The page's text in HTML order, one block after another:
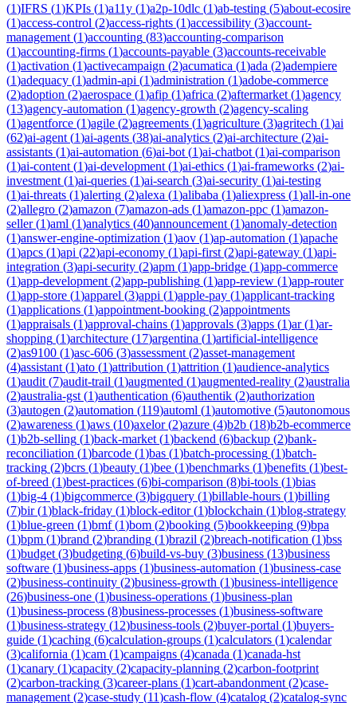
(1)IFRS (1)KPIs (1)a11y (1)a2p-10dlc (1)ab-testing (5)about-ecosire
(1)access-control (2)access-rights (1)accessibility (3)account-
management (1)accounting (83)accounting-comparison
(1)accounting-firms (1)accounts-payable (3)accounts-receivable
(1)activation (1)activecampaign (2)acumatica (1)ada (2)adempiere
(1)adequacy (1)admin-api (1)administration (1)adobe-commerce
(2)adoption (2)aerospace (1)afip (1)africa (2)aftermarket (1)agency
(13)agency-automation (1)agency-growth (2)agency-scaling
(1)agentforce (1)agile (2)agreements (1)agriculture (3)agritech (1)ai
(62)ai-agent (1)ai-agents (38)ai-analytics (2)ai-architecture (2)ai-
assistants (1)ai-automation (6)ai-bot (1)ai-chatbot (1)ai-comparison
(1)ai-content (1)ai-development (1)ai-ethics (1)ai-frameworks (2)ai-
investment (1)ai-queries (1)ai-search (3)ai-security (1)ai-testing
(1)ai-threats (1)alerting (2)alexa (1)alibaba (1)aliexpress (1)all-in-one
(2)allegro (2)amazon (7)amazon-ads (1)amazon-ppc (1)amazon-
seller(1)aml (1)analytics (40)announcement (1)anomaly-detection
(1)answer-engine-optimization (1)aov (1)ap-automation (1)apache
(1)apcs (1)api (22)api-economy (1)api-first (2)api-gateway (1)api-
integration (3)api-security (2)apm (1)app-bridge (1)app-commerce
(1)app-development (2)app-publishing (1)app-review (1)app-router
(1)app-store (1)apparel (3)appi (1)apple-pay (1)applicant-tracking
(1)applications (1)appointment-booking (2)appointments
(1)appraisals (1)approval-chains (1)approvals (3)apps (1)ar(1)ar-
shopping (1)architecture (17)argentina (1)artificial-intelligence
(2)as9100 (1)asc-606 (3)assessment (2)asset-management
(4)assistant (1)ato (1)attribution (1)attrition (1)audience-analytics
(1)audit (7)audit-trail (1)augmented (1)augmented-reality (2)australia
(2)australia-gst (1)authentication (6)authentik (2)authorization
(3)autogen (2)automation (119)automl (1)automotive (5)autonomous
(2)awareness (1)aws (10)axelor(2)azure (4)b2b (18)b2b-ecommerce
(1)b2b-selling (1)back-market (1)backend (6)backup (2)bank-
reconciliation (1)barcode (1)bas (1)batch-processing (1)batch-
tracking (2)bcrs (1)beauty (1)bee (1)benchmarks (1)benefits (1)best-
of-breed (1)best-practices (6)bi-comparison (8)bi-tools (1)bias
(1)big-4 (1)bigcommerce (3)bigquery (1)billable-hours (1)billing
(7)bir(1)black-friday (1)block-editor(1)blockchain (1)blog-strategy
(1)blue-green (1)bmf(1)bom (2)booking (5)bookkeeping (9)bpa
(1)bpm (1)brand (2)branding (1)brazil (2)breach-notification (1)bss
(1)budget (3)budgeting (6)build-vs-buy (3)business (13)business
software (1)business-apps (1)business-automation (1)business-case
(2)business-continuity (2)business-growth (1)business-intelligence
(26)business-one (1)business-operations (1)business-plan
(1)business-process (8)business-processes (1)business-software
(1)business-strategy (12)business-tools (2)buyer-portal (1)buyers-
guide (1)caching (6)calculation-groups (1)calculators (1)calendar
(3)california (1)cam (1)campaigns (4)canada (1)canada-hst
(1)canary (1)capacity (2)capacity-planning (2)carbon-footprint
(2)carbon-tracking (3)career-plans (1)cart-abandonment (2)case-
management (2)case-study (11)cash-flow (4)catalog (2)catalog-sync